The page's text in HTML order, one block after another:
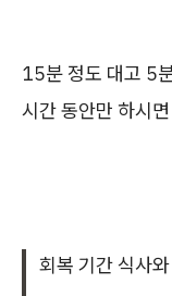
15분 정도 대고 5
시간 동안만 하시
회복 기간 식사